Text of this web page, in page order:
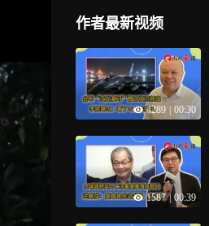
作者最新视频
4289 00:30
1587 | 00:39